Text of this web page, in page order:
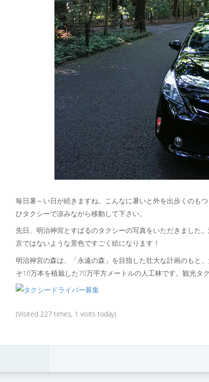
毎日暑～い日が続きますね。こんなに暑いと外を出歩くのも
ひタクシーで凉みながら移動して下さい。
先日、明治神宮とすばるのタクシーの写真をいただきました
京ではないような景色ですごく絵になります！
明治神宮の森は、「永遠の森」を目指した壮大な計画のもと
そ10万本を植栽した70万平方メートルの人工林です。観光タ
(Visited 227 times, 1 visits today)